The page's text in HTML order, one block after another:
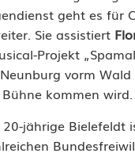
geht es für
Sie assistiert
Projekt
vorm
kommen wird.
jährige Bielefeldt